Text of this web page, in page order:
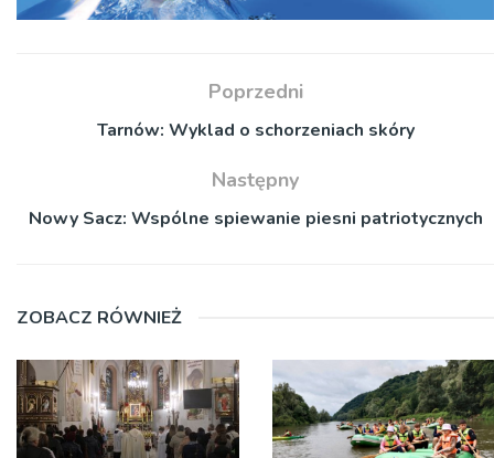
Poprzedni
Tarnów: Wyklad o schorzeniach skóry
Następny
Nowy Sacz: Wspólne spiewanie piesni patriotycznych
ZOBACZ RÓWNIEŻ